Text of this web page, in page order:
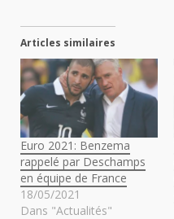
Articles similaires
Euro 2021: Benzema
rappelé par Deschamps
en équipe de France
18/05/2021
Dans "Actualités"